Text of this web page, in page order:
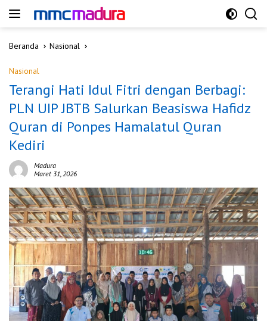
Beranda
Nasional
Nasional
Terangi Hati Idul Fitri dengan Berbagi:
PLN UIP JBTB Salurkan Beasiswa Hafidz
Quran di Ponpes Hamalatul Quran
Kediri
Madura
Maret 31, 2026